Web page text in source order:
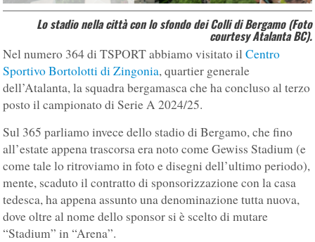
Lo stadio nella città con lo sfondo dei Colli di Bergamo (Foto
courtesy Atalanta BC).
Nel numero 364 di TSPORT abbiamo visitato ilCentro
Sportivo Bortolotti di Zingonia, quartier generale
dell’Atalanta, la squadra bergamasca che ha concluso al terzo
posto il campionato di Serie A 2024/25.
Sul 365 parliamo invece dello stadio di Bergamo, che fino
all’estate appena trascorsa era noto come Gewiss Stadium (e
come tale lo ritroviamo in foto e disegni dell’ultimo periodo),
mente, scaduto il contratto di sponsorizzazione con la casa
tedesca, ha appena assunto una denominazione tutta nuova,
dove oltre al nome dello sponsor si è scelto di mutare
“Stadium” in “Arena”.